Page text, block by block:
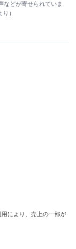
などが寄せられていま
）
により、売上の一部が